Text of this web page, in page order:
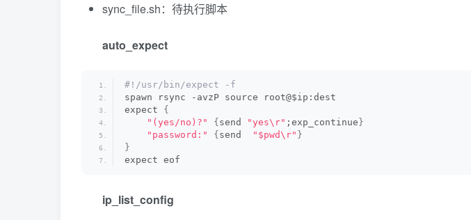
sync_file.sh：待执行脚本
auto_expect
#!/usr/bin/expect -f
spawn rsync -avzP source root@$ip:dest
expect {
"(yes/no)?"
{ send "yes\r" ;exp_continue }
"password:"
{ send "$pwd\r" }
}
expect eof
ip_list_config